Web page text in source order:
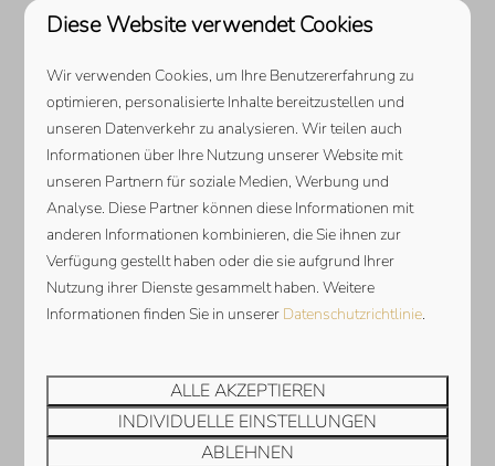
ANSEHEN
986 €
7 Nächte
Zeeland, Arnemuiden
4
2 Nein
2
Direkt am Veerse Meer
Diese Website verwendet Cookies
Wir verwenden Cookies, um Ihre Benutzererfahrung zu
optimieren, personalisierte Inhalte bereitzustellen und
unseren Datenverkehr zu analysieren. Wir teilen auch
Informationen über Ihre Nutzung unserer Website mit
unseren Partnern für soziale Medien, Werbung und
Analyse. Diese Partner können diese Informationen mit
anderen Informationen kombinieren, die Sie ihnen zur
Verfügung gestellt haben oder die sie aufgrund Ihrer
Nutzung ihrer Dienste gesammelt haben. Weitere
Informationen finden Sie in unserer Datenschutzrichtlinie.
ALLE AKZEPTIEREN
INDIVIDUELLE EINSTELLUNGEN
ABLEHNEN